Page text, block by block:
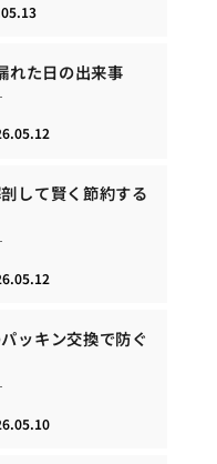
れた日の出来事
して賢く節約する
ッキン交換で防ぐ